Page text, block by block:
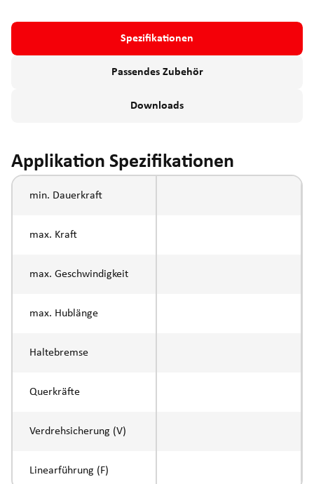
Spezifikationen
Passendes Zubehör
Downloads
Applikation Spezifikationen
min. Dauerkraft
max. Kraft
max. Geschwindigkeit
max. Hublänge
Haltebremse
Querkräfte
Verdrehsicherung (V)
Linearführung (F)